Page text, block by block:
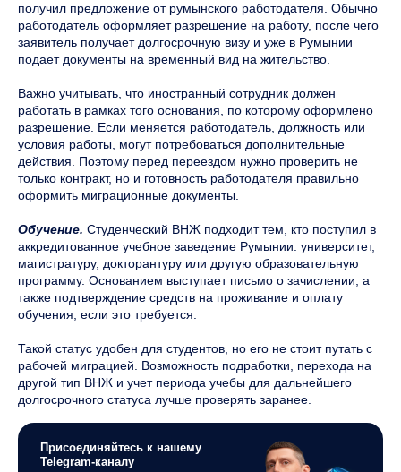
получил предложение от румынского работодателя. Обычно
работодатель оформляет разрешение на работу, после чего
заявитель получает долгосрочную визу и уже в Румынии
подает документы на временный вид на жительство.
Важно учитывать, что иностранный сотрудник должен
работать в рамках того основания, по которому оформлено
разрешение. Если меняется работодатель, должность или
условия работы, могут потребоваться дополнительные
действия. Поэтому перед переездом нужно проверить не
только контракт, но и готовность работодателя правильно
оформить миграционные документы.
Обучение. Студенческий ВНЖ подходит тем, кто поступил в
аккредитованное учебное заведение Румынии: университет,
магистратуру, докторантуру или другую образовательную
программу. Основанием выступает письмо о зачислении, а
также подтверждение средств на проживание и оплату
обучения, если это требуется.
Такой статус удобен для студентов, но его не стоит путать с
рабочей миграцией. Возможность подработки, перехода на
другой тип ВНЖ и учет периода учебы для дальнейшего
долгосрочного статуса лучше проверять заранее.
Присоединяйтесь к нашему
Telegram-каналу